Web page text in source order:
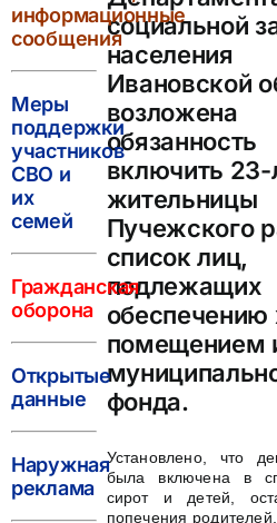
социальной
населения
Ивановской
возложена
обязанность
включить 23-
жительницы
Пучежского
список лиц,
подлежащих
помещением
фонда.
Установлено, что
была включена в
сирот и детей,
попечения
информационные
сообщения
Меры
поддержки
участников
СВО и
их
семей
Гражданская
оборона
Открытые
данные
Наружная
реклама